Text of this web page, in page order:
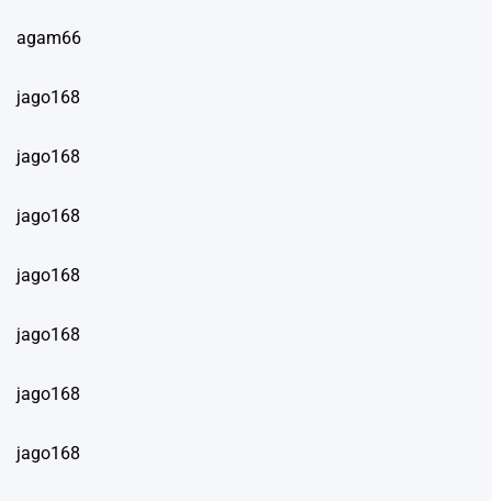
agam66
jago168
jago168
jago168
jago168
jago168
jago168
jago168